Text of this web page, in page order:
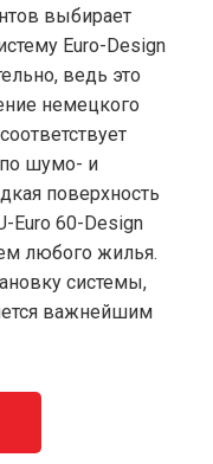
выбирает
Euro-Design
ведь это
немецкого
шумо- и
поверхность
Euro 60-Design
любого жилья.
системы,
важнейшим